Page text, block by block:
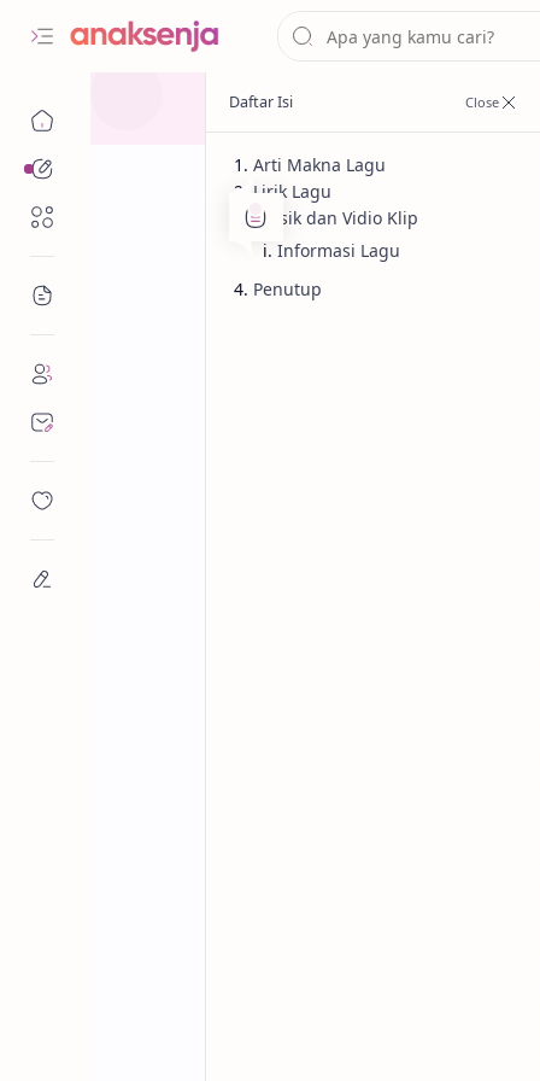
Analisis
Arti Makna
Dygta,
Arti Makna Lagu
Lirik Lagu
Musik dan Vidio Klip
Informasi Lagu
Penutup